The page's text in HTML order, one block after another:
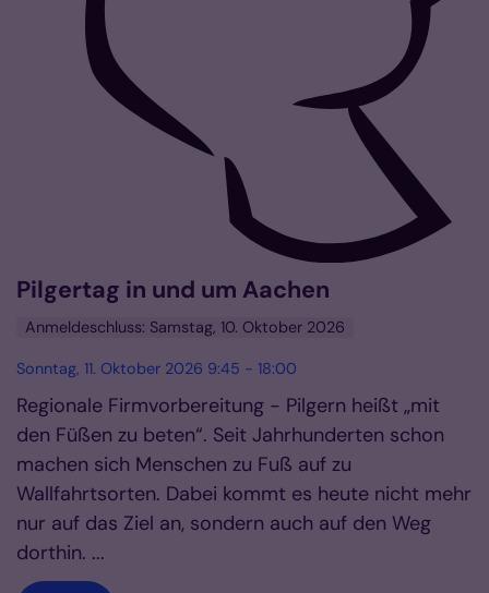
Pilgertag in und um Aachen
Anmeldeschluss: Samstag, 10. Oktober 2026
Sonntag, 11. Oktober 2026 9:45 - 18:00
Regionale Firmvorbereitung - Pilgern heißt „mit
den Füßen zu beten“. Seit Jahrhunderten schon
machen sich Menschen zu Fuß auf zu
Wallfahrtsorten. Dabei kommt es heute nicht mehr
nur auf das Ziel an, sondern auch auf den Weg
dorthin. ...